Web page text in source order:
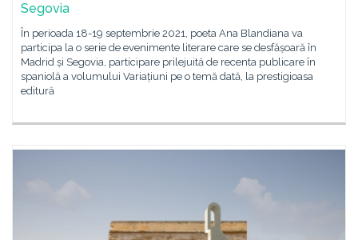
Segovia
În perioada 18-19 septembrie 2021, poeta Ana Blandiana va
participa la o serie de evenimente literare care se desfășoară în
Madrid și Segovia, participare prilejuită de recenta publicare în
spaniolă a volumului Variațiuni pe o temă dată, la prestigioasa
editură